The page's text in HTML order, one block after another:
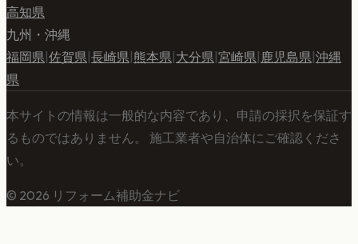
高知県
九州・沖縄
福岡県|佐賀県|長崎県|熊本県|大分県|宮崎県| 鹿児島県|沖縄
県
本サイトの情報は一般的な内容であり、申請の採択を保証す
るものではありません。 施工業者や自治体にご確認くださ
い。
© 2026 リフォーム補助金ナビ